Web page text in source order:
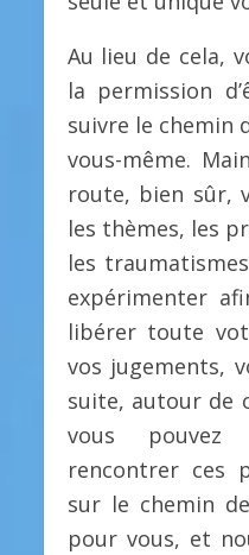
Au lieu de cela,
la permission
suivre le chemin
vous-même.
route, bien sûr,
les thèmes, les
les
expérimenter
libérer toute
vos jugements,
suite, autour de
vous
rencontrer ces
sur le chemin
pour vous, et